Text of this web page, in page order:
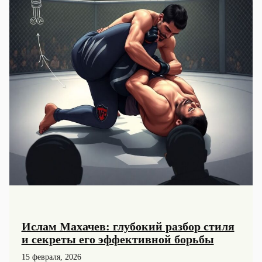
Ислам Махачев: глубокий разбор стиля
и секреты его эффективной борьбы
15 февраля, 2026